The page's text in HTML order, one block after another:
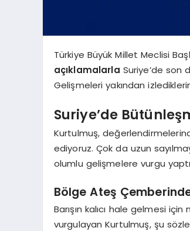
Türkiye Büyük Millet Meclisi
açıklamalarla Suriye’de son
Gelişmeleri yakından
Suriye’de
Kurtulmuş,
ediyoruz. Çok da uzun
olumlu gelişmelere vurgu
Bölge Ateş
Barışın kalıcı hale gelmesi
vurgulayan Kurtulmuş, şu